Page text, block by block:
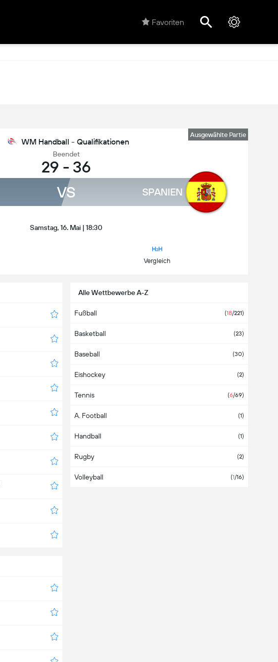
Favoriten
Ausgewählte Partie
WM Handball - Qualifikationen
Beendet
29 - 36
VS SPANIEN
Samstag, 16. Mai | 18:30
Vergleich
Alle Wettbewerbe A-Z
Fußball (18/221)
Basketball (23)
Baseball (30)
Eishockey (2)
Tennis (6/69)
A. Football (1)
Handball (1)
Rugby (2)
Volleyball (1/16)